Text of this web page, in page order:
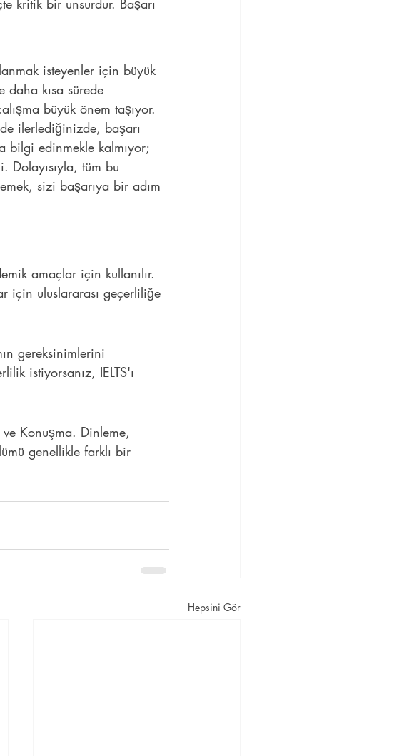
kritik bir unsurdur. Başarı
isteyenler için büyük
daha kısa sürede
büyük önem taşıyor.
ilerlediğinizde, başarı
bilgi edinmekle kalmıyor;
tüm bu
sizi başarıya bir adım
amaçlar için kullanılır.
için uluslararası geçerliliğe
gereksinimlerini
istiyorsanız, IELTS'ı
Konuşma. Dinleme,
genellikle farklı bir
Hepsini Gör